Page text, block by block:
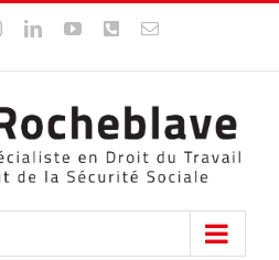
InstagramLinkedInYouTubeWhatsApp
Email